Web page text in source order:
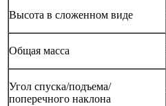
Высота в сложенном виде
Общая масса
Угол спуска/подъема/
поперечного наклона